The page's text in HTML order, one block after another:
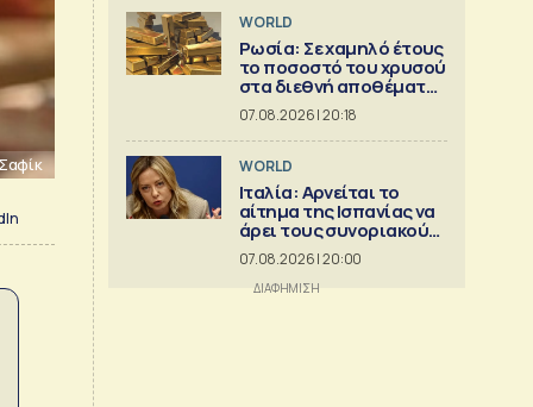
WORLD
Ρωσία: Σε χαμηλό έτους
το ποσοστό του χρυσού
στα διεθνή αποθέματα
της Μόσχας
07.08.2026 | 20:18
WORLD
Ιταλία: Αρνείται το
αίτημα της Ισπανίας να
άρει τους συνοριακούς
περιορισμούς
07.08.2026 | 20:00